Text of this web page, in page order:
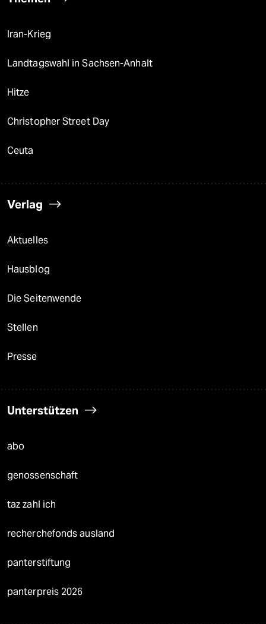
Iran-Krieg
Landtagswahl in Sachsen-Anhalt
Hitze
Christopher Street Day
Ceuta
Verlag
Aktuelles
Hausblog
Die Seitenwende
Stellen
Presse
Unterstützen
abo
genossenschaft
taz zahl ich
recherchefonds ausland
panterstiftung
panterpreis 2026